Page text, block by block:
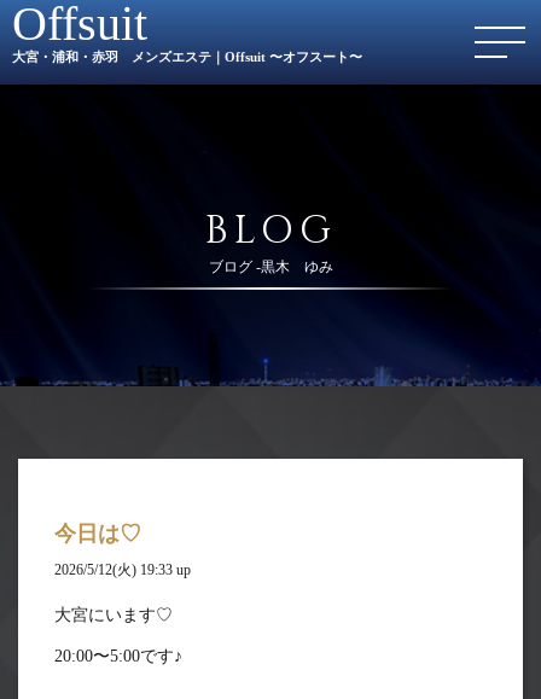
Offsuit
大宮・浦和・赤羽 メンズエステ｜Offsuit 〜オフスート〜
BLOG
ブログ -黒木 ゆみ
今日は♡
2026/5/12(火) 19:33 up
大宮にいます♡
20:00〜5:00です♪